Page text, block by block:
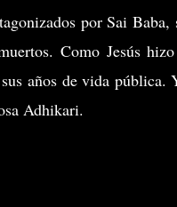
por Sai
Como Jesús
años de vida
Adhikari.